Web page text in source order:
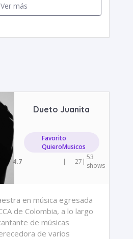
Ver más
Dueto Juanita
Favorito
QuieroMusicos
4.7
| 27 | 53
shows
en música egresada
de Colombia, a lo largo
de músicas
de varios